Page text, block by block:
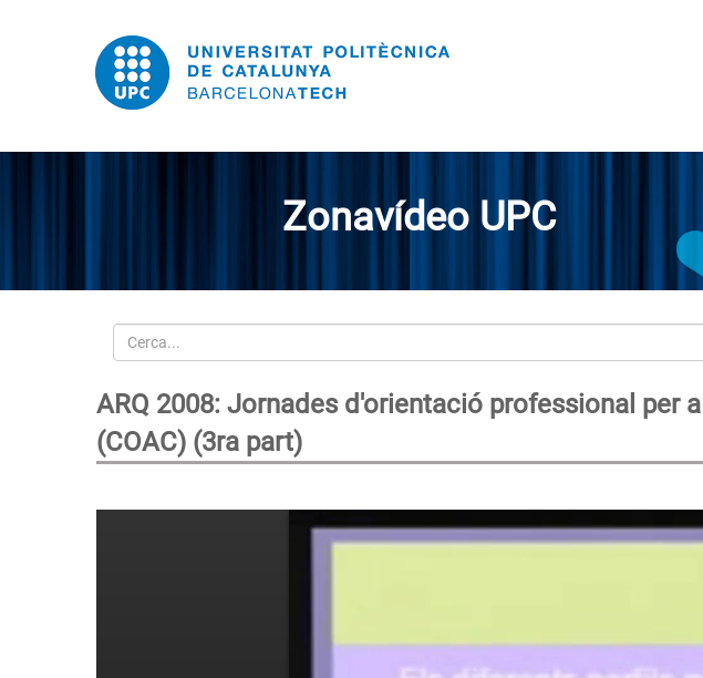
Zonavídeo UPC
Cerca
ARQ 2008: Jornades d'orientació professional per
(COAC) (3ra part)